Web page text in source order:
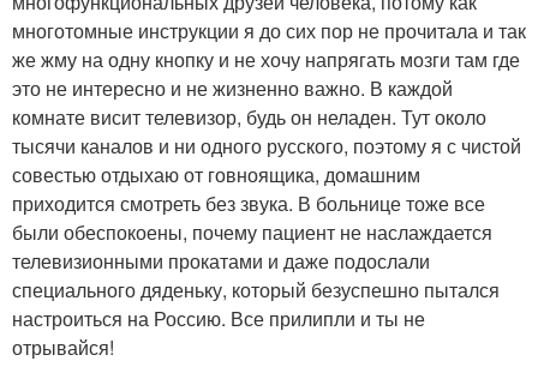
многотомные инструкции я до сих пор не прочитала и так
же жму на одну кнопку и не хочу напрягать мозги там где
это не интересно и не жизненно важно. В каждой
комнате висит телевизор, будь он неладен. Тут около
тысячи каналов и ни одного русского, поэтому я с чистой
совестью отдыхаю от говноящика, домашним
приходится смотреть без звука. В больнице тоже все
были обеспокоены, почему пациент не наслаждается
телевизионными прокатами и даже подослали
специального дяденьку, который безуспешно пытался
настроиться на Россию. Все прилипли и ты не
отрывайся!